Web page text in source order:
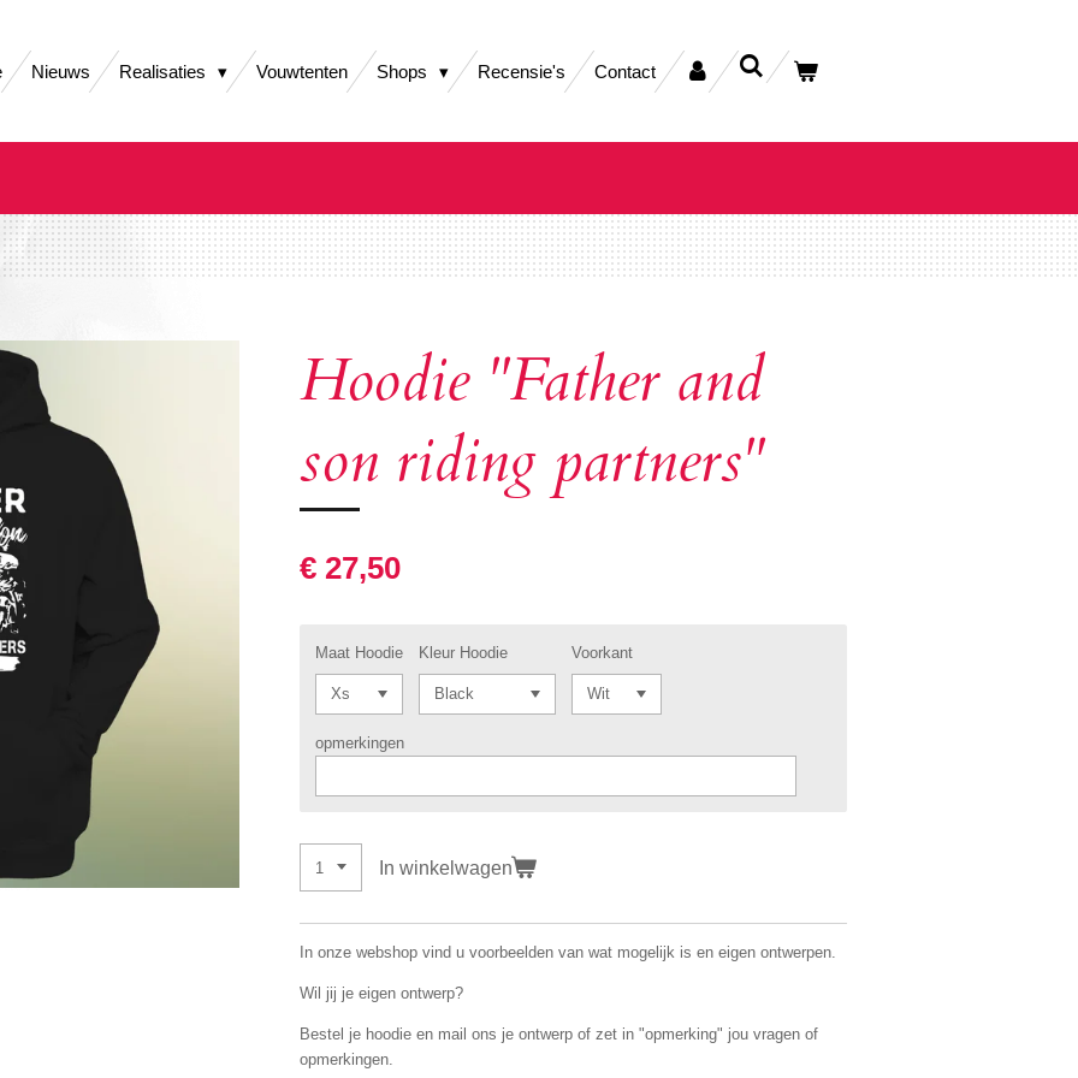
Nieuws Realisaties Vouwtenten Shops Recensie's Contact
Hoodie "Father and
son riding partners"
€ 27,50
Maat Hoodie Kleur Hoodie Voorkant
opmerkingen
In winkelwagen
In onze webshop vind u voorbeelden van wat mogelijk is en eigen ontwerpen.
Wil jij je eigen ontwerp?
Bestel je hoodie en mail ons je ontwerp of zet in "opmerking" jou vragen of
opmerkingen.